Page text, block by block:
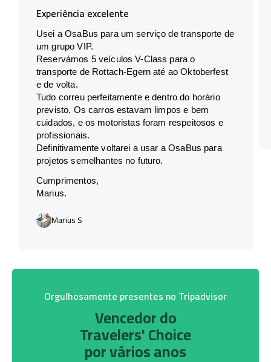
Experiência excelente
Usei a OsaBus para um serviço de transporte de
um grupo VIP.
Reservámos 5 veículos V-Class para o
transporte de Rottach-Egern até ao Oktoberfest
e de volta.
Tudo correu perfeitamente e dentro do horário
previsto. Os carros estavam limpos e bem
cuidados, e os motoristas foram respeitosos e
profissionais.
Definitivamente voltarei a usar a OsaBus para
projetos semelhantes no futuro.
Cumprimentos,
Marius.
Marius S
Orgulhosamente presentes no Tripadvisor
Vencedor do
Travelers' Choice
por vários anos